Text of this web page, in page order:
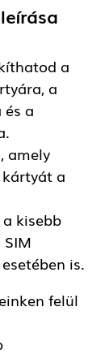
leírása
a
a
a
amely
a
kisebb
is.
felül